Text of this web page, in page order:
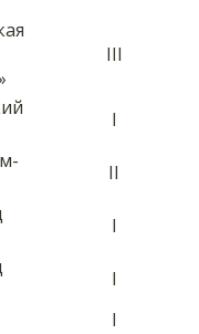
III
I
II
I
I
I